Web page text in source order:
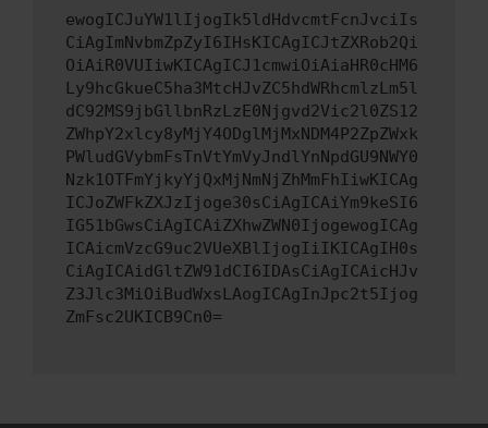
ewogICJuYW1lIjogIk5ldHdvcmtFcnJvciIs
CiAgImNvbmZpZyI6IHsKICAgICJtZXRob2Qi
OiAiR0VUIiwKICAgICJ1cmwiOiAiaHR0cHM6
Ly9hcGkueC5ha3MtcHJvZC5hdWRhcmlzLm5l
dC92MS9jbGllbnRzLzE0Njgvd2Vic2l0ZS12
ZWhpY2xlcy8yMjY4ODglMjMxNDM4P2ZpZWxk
PWludGVybmFsTnVtYmVyJndlYnNpdGU9NWY0
Nzk1OTFmYjkyYjQxMjNmNjZhMmFhIiwKICAg
ICJoZWFkZXJzIjoge30sCiAgICAiYm9keSI6
IG51bGwsCiAgICAiZXhwZWN0IjogewogICAg
ICAicmVzcG9uc2VUeXBlIjogIiIKICAgIH0s
CiAgICAidGltZW91dCI6IDAsCiAgICAicHJv
Z3Jlc3MiOiBudWxsLAogICAgInJpc2t5Ijog
ZmFsc2UKICB9Cn0=